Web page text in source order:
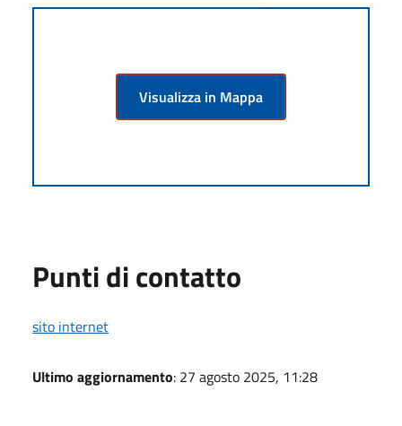
Visualizza in Mappa
Punti di contatto
sito internet
Ultimo aggiornamento: 27 agosto 2025, 11:28